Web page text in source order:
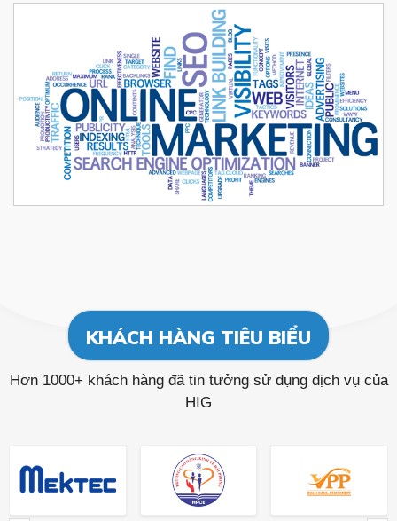
KHÁCH HÀNG TIÊU BIỂU
Hơn 1000+ khách hàng đã tin tưởng sử dụng dịch vụ của
HIG